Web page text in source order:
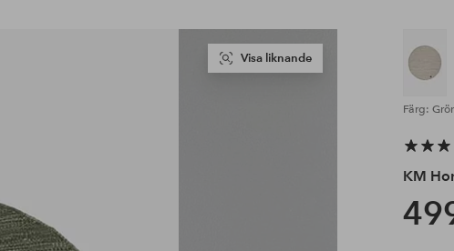
pris
Visa liknande
Färg:
KM